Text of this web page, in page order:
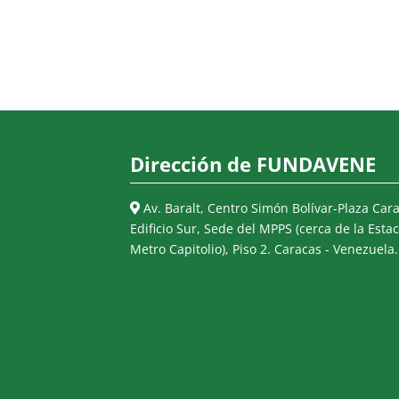
Dirección de FUNDAVENE
Av. Baralt, Centro Simón Bolívar-Plaza
Edificio Sur, Sede del MPPS (cerca de la
Metro Capitolio), Piso 2. Caracas - Venezuela.